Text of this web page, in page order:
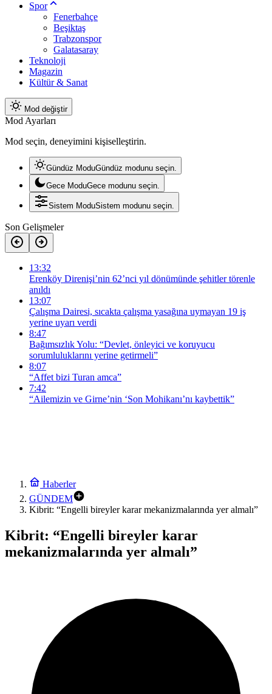
Spor
Fenerbahçe
Beşiktaş
Trabzonspor
Galatasaray
Teknoloji
Magazin
Kültür & Sanat
Mod değiştir
Mod Ayarları
Mod seçin, deneyimini kişiselleştirin.
Gündüz ModuGündüz modunu seçin.
Gece ModuGece modunu seçin.
Sistem ModuSistem modunu seçin.
Son Gelişmeler
13:32
Erenköy Direnişi’nin 62’nci yıl dönümünde şehitler törenle
anıldı
13:07
Çalışma Dairesi, sıcakta çalışma yasağına uymayan 19 iş
yerine uyarı verdi
8:47
Bağımsızlık Yolu: “Devlet, önleyici ve koruyucu
sorumluluklarını yerine getirmeli”
8:07
“Affet bizi Turan amca”
7:42
“Ailemizin ve Girne’nin ‘Son Mohikanı’nı kaybettik”
Haberler
GÜNDEM
Kibrit: “Engelli bireyler karar mekanizmalarında yer almalı”
Kibrit: “Engelli bireyler karar
mekanizmalarında yer almalı”